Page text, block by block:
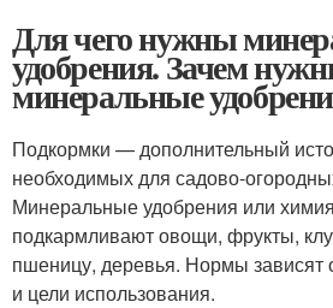
Для чего нужны
удобрения. Зачем
минеральные
Подкормки — дополнительный
необходимых для садово-
Минеральные удобрения или
подкармливают овощи, фрукты,
пшеницу, деревья. Нормы зависят
и цели использования.